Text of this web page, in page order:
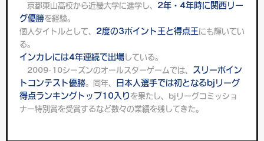
京都東山高校から近畿大学に進学し、 2年・4年時に関西リー
グ優勝を経験。
個人タイトルとして、 2度の3ポイント王と得点王にも輝いてい
る。
インカレには4年連続で出場 している。
2009-10シーズンのオールスターゲームでは、 スリーポイン
トコンテスト優勝。同年、
日本人選手では初となるbjリーグ
得点ランキングトップ10入りを果たし、bjリーグコミッショ
ナー特別賞を受賞するなど数々の業績を残してきた。